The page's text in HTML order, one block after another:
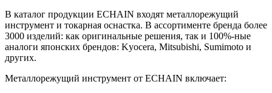
В каталог продукции ECHAIN входят металлорежущий
инструмент и токарная оснастка. В ассортименте бренда более
3000 изделий: как оригинальные решения, так и 100%-ные
аналоги японских брендов: Kyocera, Mitsubishi, Sumimoto и
других.
Металлорежущий инструмент от ECHAIN включает: